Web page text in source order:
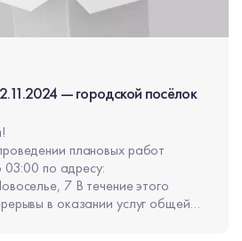
— городской посёлок
плановых работ
03:00 по адресу:
В течение этого
в оказании услуг общей